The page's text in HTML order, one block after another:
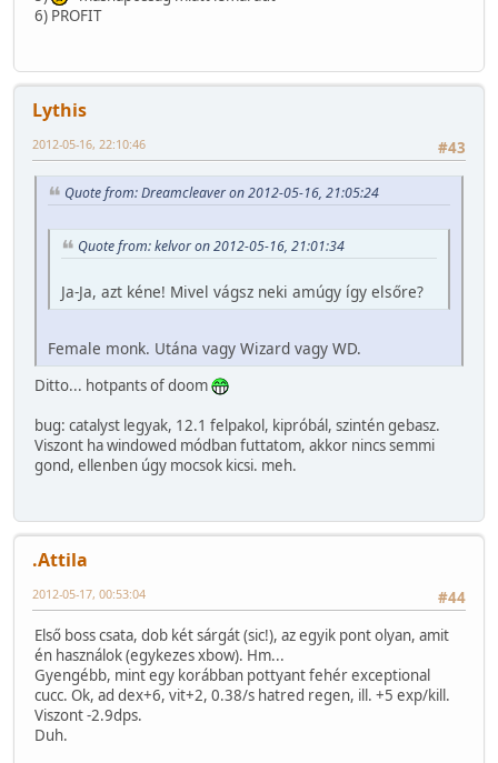
6) PROFIT
Lythis
#43
2012-05-16, 22:10:46
Quote from: Dreamcleaver on 2012-05-16, 21:05:24
Quote from: kelvor on 2012-05-16, 21:01:34
Ja-Ja, azt kéne! Mivel vágsz neki amúgy így elsőre?
Female monk. Utána vagy Wizard vagy WD.
Ditto... hotpants of doom
bug: catalyst legyak, 12.1 felpakol, kipróbál, szintén gebasz.
Viszont ha windowed módban futtatom, akkor nincs semmi
gond, ellenben úgy mocsok kicsi. meh.
.Attila
#44
2012-05-17, 00:53:04
Első boss csata, dob két sárgát (sic!), az egyik pont olyan, amit
én használok (egykezes xbow). Hm...
Gyengébb, mint egy korábban pottyant fehér exceptional
cucc. Ok, ad dex+6, vit+2, 0.38/s hatred regen, ill. +5 exp/kill.
Viszont -2.9dps.
Duh.